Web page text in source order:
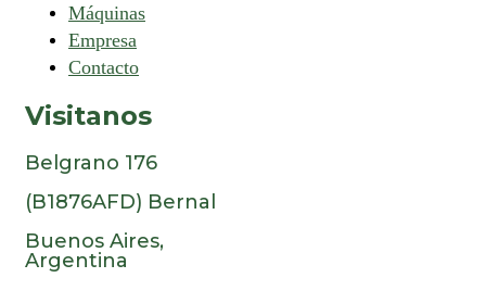
Máquinas
Empresa
Contacto
Visitanos
Belgrano 176
(B1876AFD) Bernal
Buenos Aires,
Argentina